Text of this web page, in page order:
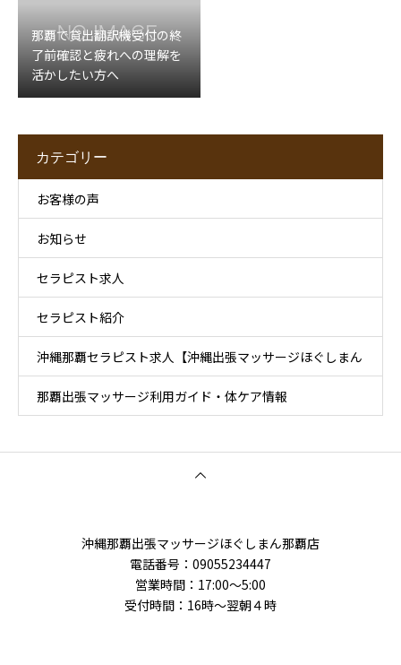
那覇で貸出翻訳機受付の終
了前確認と疲れへの理解を
活かしたい方へ
カテゴリー
お客様の声
お知らせ
セラピスト求人
セラピスト紹介
沖縄那覇セラピスト求人【沖縄出張マッサージほぐしまん
那覇店】
那覇出張マッサージ利用ガイド・体ケア情報
沖縄那覇出張マッサージほぐしまん那覇店
電話番号‭：09055234447
営業時間：17:00～5:00
受付時間：16時〜翌朝４時